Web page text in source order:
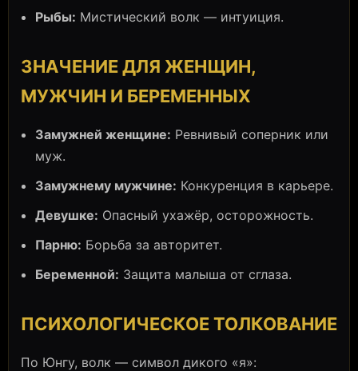
Рыбы: Мистический волк — интуиция.
ЗНАЧЕНИЕ ДЛЯ ЖЕНЩИН,
МУЖЧИН И БЕРЕМЕННЫХ
Замужней женщине: Ревнивый соперник или
муж.
Замужнему мужчине: Конкуренция в карьере.
Девушке: Опасный ухажёр, осторожность.
Парню: Борьба за авторитет.
Беременной: Защита малыша от сглаза.
ПСИХОЛОГИЧЕСКОЕ ТОЛКОВАНИЕ
По Юнгу, волк — символ дикого «я»: